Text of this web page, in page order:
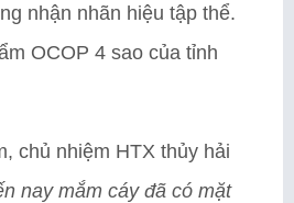
nhận nhãn hiệu tập thể.
OCOP 4 sao của tỉnh
chủ nhiệm HTX thủy hải
nay mắm cáy đã có mặt